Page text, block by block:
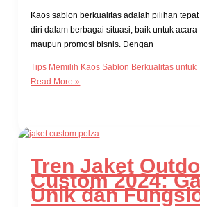
Kaos sablon berkualitas adalah pilihan
diri dalam berbagai situasi, baik untuk acara
maupun promosi bisnis. Dengan
Tips Memilih Kaos Sablon Berkualitas untuk
Read More »
Tren Jaket
Custom 2024:
Unik dan